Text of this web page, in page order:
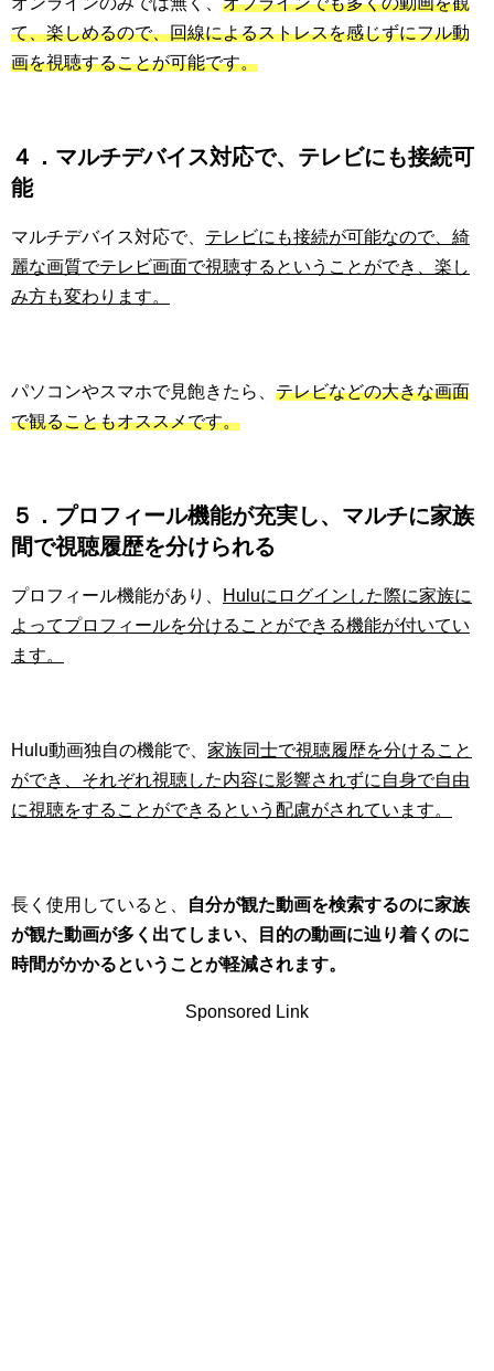
て、楽しめるので、回線によるストレスを感じずにフル動
画を視聴することが可能です。
４．マルチデバイス対応で、テレビにも接続可
能
マルチデバイス対応で、 テレビにも接続が可能なので、綺
麗な画質でテレビ画面で視聴するということができ、楽し
み方も変わります。
パソコンやスマホで見飽きたら、 テレビなどの大きな画面
で観ることもオススメです。
５．プロフィール機能が充実し、マルチに家族
間で視聴履歴を分けられる
プロフィール機能があり、
Huluにログインした際に家族に
よってプロフィールを分けることができる機能が付いてい
ます。
Hulu動画独自の機能で、 家族同士で視聴履歴を分けること
ができ、それぞれ視聴した内容に影響されずに自身で自由
に視聴をすることができるという配慮がされています。
長く使用していると、
自分が観た動画を検索するのに家族
が観た動画が多く出てしまい、目的の動画に辿り着くのに
時間がかかるということが軽減されます。
Sponsored Link